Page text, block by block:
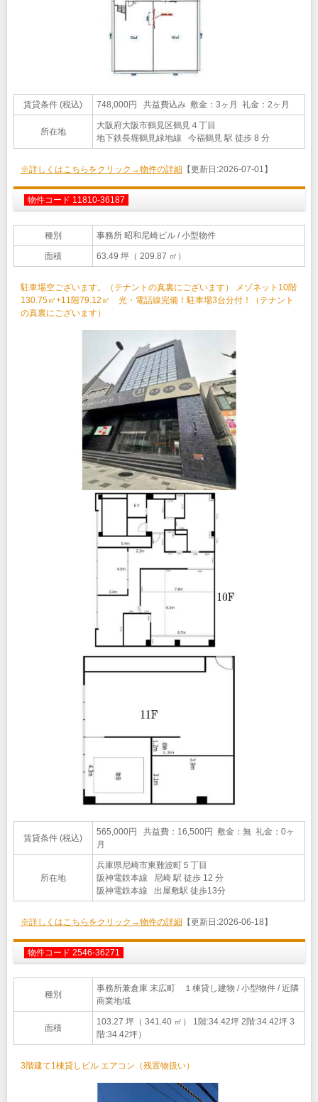
賃貸条件 (税込) 748,000円 共益費込み 敷金：3ヶ月 礼金：2ヶ月
所在地
大阪府大阪市鶴見区鶴見４丁目
地下鉄長堀鶴見緑地線 今福鶴見 駅 徒歩 8 分
※詳しくはこちらをクリック→物件の詳細 【更新日:2026-07-01】
物件コード 11810-36187
種別 事務所 昭和尼崎ビル / 小型物件
面積 63.49 坪（ 209.87 ㎡）
駐車場空ございます。（テナントの真裏にございます） メゾネット10階
130.75㎡+11階79.12㎡ 光・電話線完備！駐車場3台分付！（テナント
の真裏にございます）
賃貸条件 (税込)
565,000円 共益費：16,500円 敷金：無 礼金：0ヶ
月
所在地
兵庫県尼崎市東難波町５丁目
阪神電鉄本線 尼崎 駅 徒歩 12 分
阪神電鉄本線 出屋敷駅 徒歩13分
※詳しくはこちらをクリック→物件の詳細 【更新日:2026-06-18】
物件コード 2546-36271
種別
事務所兼倉庫 末広町 １棟貸し建物 / 小型物件 / 近隣
商業地域
面積
103.27 坪（ 341.40 ㎡）
1階:34.42坪 2階:34.42坪 3
階:34.42坪）
3階建て1棟貸しビル エアコン（残置物扱い）